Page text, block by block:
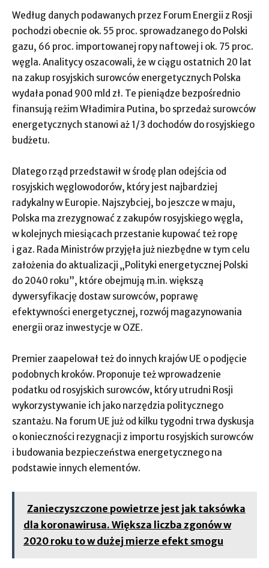
Według danych podawanych przez Forum Energii z Rosji
pochodzi obecnie ok. 55 proc. sprowadzanego do Polski
gazu, 66 proc. importowanej ropy naftowej i ok. 75 proc.
węgla. Analitycy oszacowali, że w ciągu ostatnich 20 lat
na zakup rosyjskich surowców energetycznych Polska
wydała ponad 900 mld zł. Te pieniądze bezpośrednio
finansują reżim Władimira Putina, bo sprzedaż surowców
energetycznych stanowi aż 1/3 dochodów do rosyjskiego
budżetu.
Dlatego rząd przedstawił w środę plan odejścia od
rosyjskich węglowodorów, który jest najbardziej
radykalny w Europie. Najszybciej, bo jeszcze w maju,
Polska ma zrezygnować z zakupów rosyjskiego węgla,
w kolejnych miesiącach przestanie kupować też ropę
i gaz. Rada Ministrów przyjęła już niezbędne w tym celu
założenia do aktualizacji „Polityki energetycznej Polski
do 2040 roku”, które obejmują m.in. większą
dywersyfikację dostaw surowców, poprawę
efektywności energetycznej, rozwój magazynowania
energii oraz inwestycje w OZE.
Premier zaapelował też do innych krajów UE o podjęcie
podobnych kroków. Proponuje też wprowadzenie
podatku od rosyjskich surowców, który utrudni Rosji
wykorzystywanie ich jako narzędzia politycznego
szantażu. Na forum UE już od kilku tygodni trwa dyskusja
o konieczności rezygnacji z importu rosyjskich surowców
i budowania bezpieczeństwa energetycznego na
podstawie innych elementów.
Zanieczyszczone powietrze jest jak taksówka
dla koronawirusa. Większa liczba zgonów w
2020 roku to w dużej mierze efekt smogu